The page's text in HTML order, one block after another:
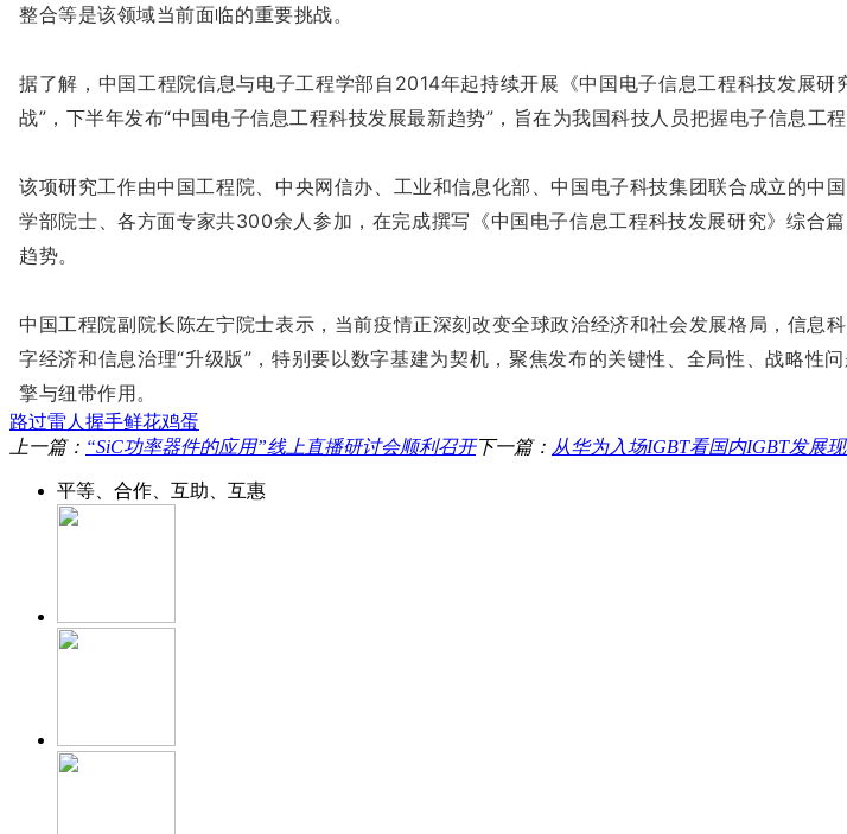
整合等是该领域当前面临的重要挑战。
据了解，中国工程院信息与电子工程学部自2014年起持续开展《中国电子信息工程科技发展
战”，下半年发布“中国电子信息工程科技发展最新趋势”，旨在为我国科技人员把握电子信息工
该项研究工作由中国工程院、中央网信办、工业和信息化部、中国电子科技集团联合成立的
学部院士、各方面专家共300余人参加，在完成撰写《中国电子信息工程科技发展研究》综合
趋势。
中国工程院副院长陈左宁院士表示，当前疫情正深刻改变全球政治经济和社会发展格局，信
字经济和信息治理“升级版”，特别要以数字基建为契机，聚焦发布的关键性、全局性、战略
擎与纽带作用。
路过雷人 握手鲜花鸡蛋
上一篇： “SiC功率器件的应用”线上直播研讨会顺利召开下一篇： 从华为入场IGBT看国内IGBT发展
平等、合作、互助、互惠